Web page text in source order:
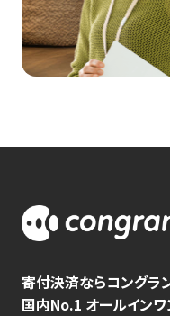
寄付決済ならコングラ
国内No.1 オールイン